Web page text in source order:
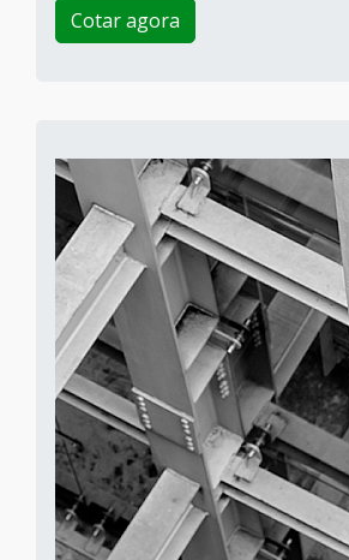
Cotar agora